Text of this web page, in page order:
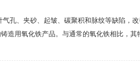
孔、夹砂、起皱、碳聚积和脉纹等缺陷，
造用氧化铁产品。与通常的氧化铁相比，其